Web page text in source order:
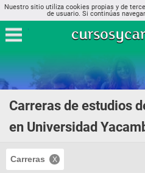
Nuestro sitio utiliza cookies propias y de
de usuario. Si continúas
Carreras de estudios
en Universidad
Carreras